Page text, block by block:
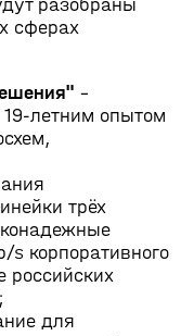
разобраны
сферах
-
летним опытом
трёх
s корпоративного
российских
для